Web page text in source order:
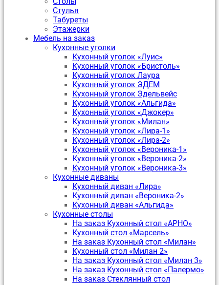
Стулья
Табуреты
Этажерки
Мебель на заказ
Кухонные уголки
Кухонный уголок «Луис»
Кухонный уголок «Бристоль»
Кухонный уголок Лаура
Кухонный уголок ЭДЕМ
Кухонный уголок Эдельвейс
Кухонный уголок «Альгида»
Кухонный уголок «Джокер»
Кухонный уголок «Милан»
Кухонный уголок «Лира-1»
Кухонный уголок «Лира-2»
Кухонный уголок «Вероника-1»
Кухонный уголок «Вероника-2»
Кухонный уголок «Вероника-3»
Кухонные диваны
Кухонный диван «Лира»
Кухонный диван «Вероника-2»
Кухонный диван «Альгида»
Кухонные столы
На заказ Кухонный стол «АРНО»
Кухонный стол «Марсель»
На заказ Кухонный стол «Милан»
Кухонный стол «Милан 2»
На заказ Кухонный стол «Милан 3»
На заказ Кухонный стол «Палермо»
На заказ Стеклянный стол